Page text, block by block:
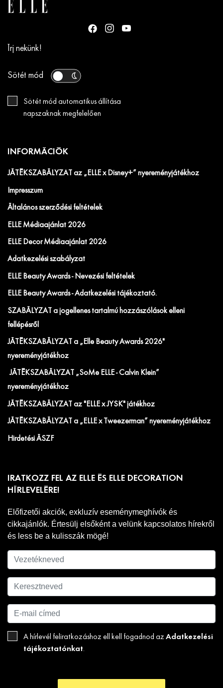
Írj nekünk!
Sötét mód
Sötét mód automatikus állítása
napszaknak megfelelően
INFORMÁCIÓK
JÁTÉKSZABÁLYZAT az „ELLE x Disney+” nyereményjátékhoz
Impresszum
Általános szerződési feltételek
ELLE Médiaajánlat 2026
ELLE Decor Médiaajánlat 2026
Adatkezelési szabályzat
ELLE Beauty Awards - Nevezési feltételek
ELLE Beauty Awards - Adatkezelési tájékoztató.
SZABÁLYZAT a jogellenes tartalmú hozzászólások elleni
fellépésről
JÁTÉKSZABÁLYZAT a „Elle Beauty Awards 2026"
nyereményjátékhoz
JÁTÉKSZABÁLYZAT „SoMe ELLE - Calvin Klein”
nyereményjátékhoz
JÁTÉKSZABÁLYZAT az "ELLE x JYSK" játékhoz
JÁTÉKSZABÁLYZAT a „ELLE x Tweezerman” nyereményjátékhoz
Hirdetési ÁSZF
IRATKOZZ FEL AZ ELLE ÉS ELLE DECORATION
HÍRLEVELÉRE!
Előfizetői akciók, exkluzív eseménymeghívók és
cikkajánlók. Értesülj elsőként a velünk kapcsolatos hírekről
és less be a kulisszák mögé!
A hírlevél feliratkozáshoz ell kell fogadnod az Adatkezelési
tájékoztatónkat.